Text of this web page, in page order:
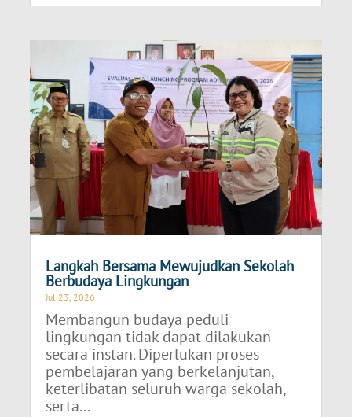
Langkah Bersama Mewujudkan Sekolah
Berbudaya Lingkungan
Jul 23, 2026
Membangun budaya peduli
lingkungan tidak dapat dilakukan
secara instan. Diperlukan proses
pembelajaran yang berkelanjutan,
keterlibatan seluruh warga sekolah,
serta...